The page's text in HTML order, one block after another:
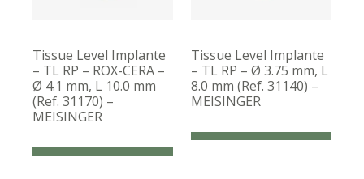
Tissue Level Implante
– TL RP – ROX-CERA –
Ø 4.1 mm, L 10.0 mm
(Ref. 31170) –
MEISINGER
Tissue Level Implante
– TL RP – Ø 3.75 mm, L
8.0 mm (Ref. 31140) –
MEISINGER